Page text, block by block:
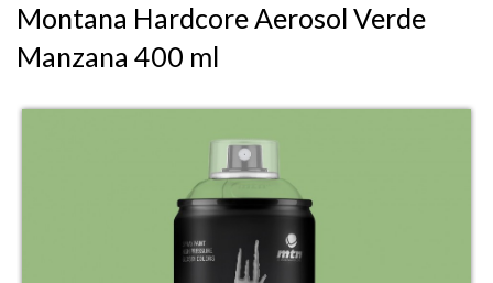
Montana Hardcore Aerosol Verde
Manzana 400 ml